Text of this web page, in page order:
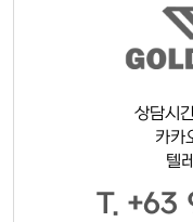
상담시
카카
텔
T.